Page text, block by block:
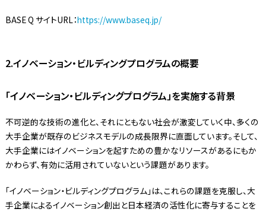
BASE Q サイトURL：https://www.baseq.jp/
2.イノベーション・ビルディングプログラムの概要
「イノベーション・ビルディングプログラム」を実施する背景
不可逆的な技術の進化と、それにともない社会が激変していく中、多くの
大手企業が既存のビジネスモデルの成長限界に直面しています。そして、
大手企業にはイノベーションを起すための豊かなリソースがあるにもか
かわらず、有効に活用されていないという課題があります。
「イノベーション・ビルディングプログラム」は、これらの課題を克服し、大
手企業によるイノベーション創出と日本経済の活性化に寄与することを